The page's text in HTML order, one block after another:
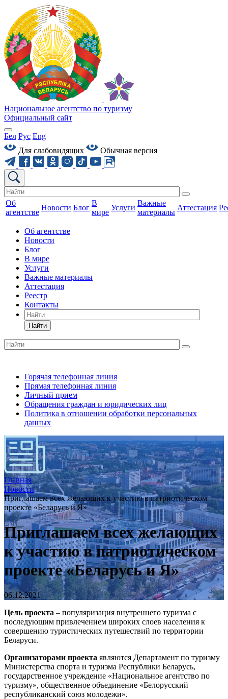
Национальное агентство по туризму
Официальный сайт
Бел Рус Eng
Для слабовидящих
Обычная версия
Об
агентстве
Новости Блог
В
мире
Услуги
Важные
материалы
Аттестация
Об агентстве
Новости
Блог
В мире
Услуги
Важные материалы
Аттестация
Реестр
Контакты
Найти
Горячая телефонная линия
Прямая телефонная линия
Личный прием
Обращения граждан и юридических лиц
Политика в отношении обработки персональных
данных
Главная
Новости
Приглашаем всех желающих к участию в патриотическом
проекте «Беларусь и Я»
Приглашаем всех желающих
к участию в патриотическом
проекте «Беларусь и Я»
06.12.2021
Цель проекта – популяризация внутреннего туризма с
последующим привлечением широких слоев населения к
совершению туристических путешествий по территории
Беларуси.
Организаторами проекта являются Департамент по туризму
Министерства спорта и туризма Республики Беларусь,
государственное учреждение «Национальное агентство по
туризму», общественное объединение «Белорусский
республиканский союз молодежи».